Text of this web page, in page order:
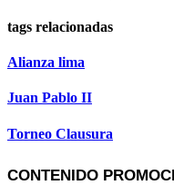
tags relacionadas
Alianza lima
Juan Pablo II
Torneo Clausura